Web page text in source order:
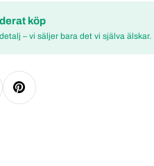
köp
– vi säljer bara det vi själva älskar.